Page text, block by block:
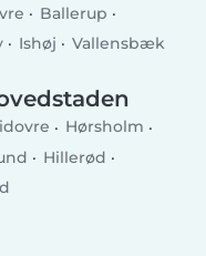
Ballerup
Ishøj Vallensbæk
Hørsholm
Hillerød